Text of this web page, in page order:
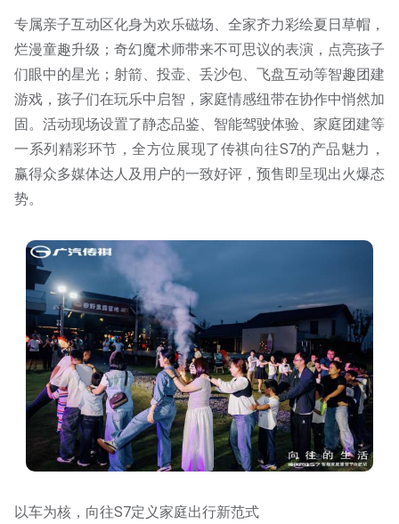
专属亲子互动区化身为欢乐磁场、全家齐力彩绘夏日草帽，
烂漫童趣升级；奇幻魔术师带来不可思议的表演，点亮孩子
们眼中的星光；射箭、投壶、丢沙包、飞盘互动等智趣团建
游戏，孩子们在玩乐中启智，家庭情感纽带在协作中悄然加
固。活动现场设置了静态品鉴、智能驾驶体验、家庭团建等
一系列精彩环节，全方位展现了传祺向往S7的产品魅力，
赢得众多媒体达人及用户的一致好评，预售即呈现出火爆态
势。
以车为核，向往S7定义家庭出行新范式